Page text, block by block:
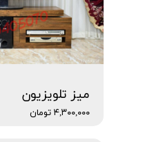
میز تلویزیون
۴,۳۰۰,۰۰۰ تومان